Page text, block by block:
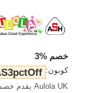
خصم %3
كوبون:
Aulola UK يقدم خصم %3.